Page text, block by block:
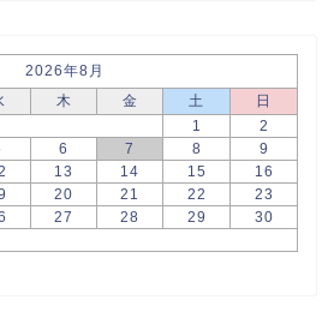
2026年8月
木 金 土
日
1
2
6 7 8
9
13 14 15
16
20 21 22
23
27 28 29
30